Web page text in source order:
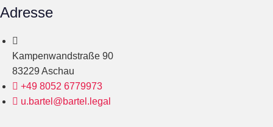
Adresse
Kampenwandstraße 90
83229 Aschau
+49 8052 6779973
u.bartel@bartel.legal